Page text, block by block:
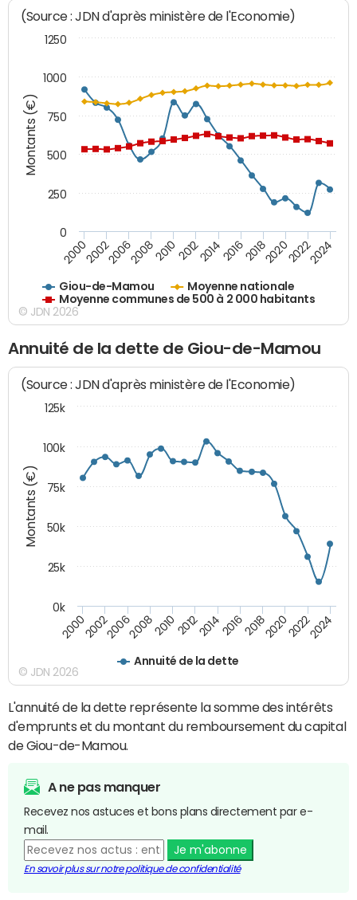
Montants (€)
(Source : JDN d'après ministère de l'Economie)
Giou-de-Mamou
Moyenne nationale
Moyenne communes de 500 à 2 000 habitants
200020022006200820102012201420162018202020222024
0
250
500
750
1000
1250
© JDN 2026
Annuité de la dette de Giou-de-Mamou
Montants (€)
(Source : JDN d'après ministère de l'Economie)
Annuité de la dette
200020022006200820102012201420162018202020222024
0k
25k
50k
75k
100k
125k
© JDN 2026
L'annuité de la dette représente la somme des intérêts
d'emprunts et du montant du remboursement du capital
de Giou-de-Mamou.
A ne pas manquer
Recevez nos astuces et bons plans directement par e-
mail.
Je m'abonne
En savoir plus sur notre politique de confidentialité